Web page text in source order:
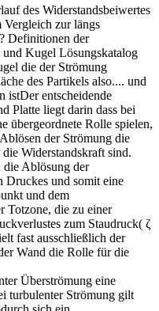
des Widerstandsbeiwertes
zur längs
Definitionen der
und Kugel Lösungskatalog
die der Strömung
des Partikels also.... und
istDer entscheidende
Platte liegt darin dass bei
übergeordnete Rolle spielen,
der Strömung die
Widerstandskraft sind.
Ablösung der
Druckes und somit eine
und dem
Totzone, die zu einer
zum Staudruck( ζ
fast ausschließlich der
Wand die Rolle für die
Überströmung eine
turbulenter Strömung gilt